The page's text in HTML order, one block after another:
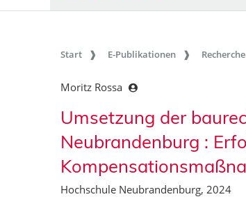
Start E-Publikationen Recherche
Moritz Rossa
Umsetzung der
Neubrandenburg :
Hochschule Neubrandenburg, 2024